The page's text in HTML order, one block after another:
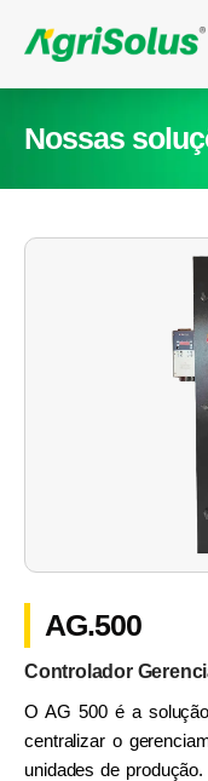
Nossas
AG.500
Controlador
O AG 500 é a
centralizar o
unidades de